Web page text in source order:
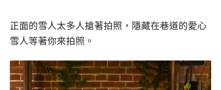
正面的雪人太多人搶著拍照，隱藏在巷道的愛心
雪人等著你來拍照。